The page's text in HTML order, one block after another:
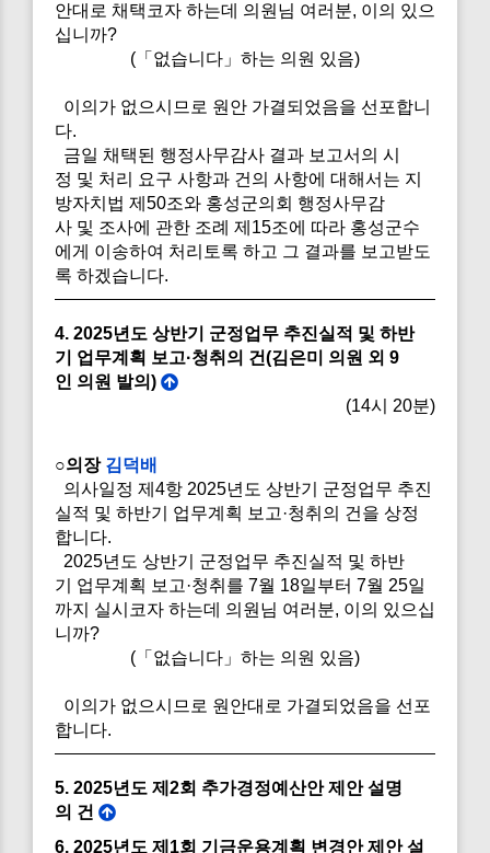
안대로 채택코자 하는데 의원님 여러분, 이의 있으
십니까?
(「없습니다」하는 의원 있음)
이의가 없으시므로 원안 가결되었음을 선포합니
다.
금일 채택된 행정사무감사 결과 보고서의 시
정 및 처리 요구 사항과 건의 사항에 대해서는 지
방자치법 제50조와 홍성군의회 행정사무감
사 및 조사에 관한 조례 제15조에 따라 홍성군수
에게 이송하여 처리토록 하고 그 결과를 보고받도
록 하겠습니다.
4. 2025년도 상반기 군정업무 추진실적 및 하반
기 업무계획 보고·청취의 건(김은미 의원 외 9
인 의원 발의)
(14시 20분)
○의장 김덕배
의사일정 제4항 2025년도 상반기 군정업무 추진
실적 및 하반기 업무계획 보고·청취의 건을 상정
합니다.
2025년도 상반기 군정업무 추진실적 및 하반
기 업무계획 보고·청취를 7월 18일부터 7월 25일
까지 실시코자 하는데 의원님 여러분, 이의 있으십
니까?
(「없습니다」하는 의원 있음)
이의가 없으시므로 원안대로 가결되었음을 선포
합니다.
5. 2025년도 제2회 추가경정예산안 제안 설명
의 건
6. 2025년도 제1회 기금운용계획 변경안 제안 설